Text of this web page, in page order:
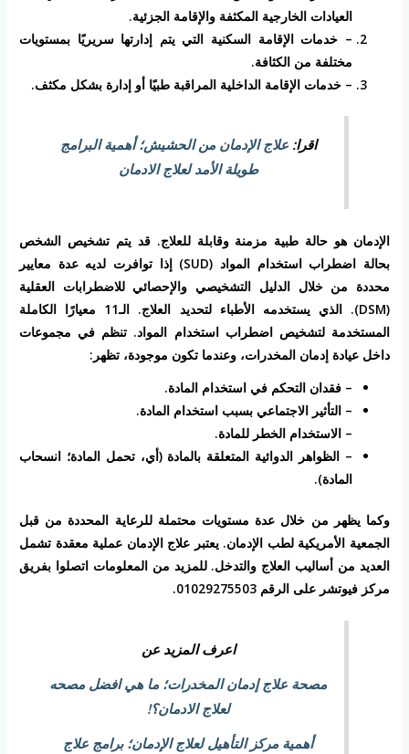
العيادات الخارجية المكثفة والإقامة الجزئية.
– خدمات الإقامة السكنية التي يتم إدارتها سريريًا بمستويات
مختلفة من الكثافة.
– خدمات الإقامة الداخلية المراقبة طبيًا أو إدارة بشكل مكثف.
اقرا:علاج الإدمان من الحشيش؛ أهمية البرامج
طويلة الأمد لعلاج الادمان
الإدمان هو حالة طبية مزمنة وقابلة للعلاج. قد يتم تشخيص الشخص
بحالة اضطراب استخدام المواد (SUD) إذا توافرت لديه عدة معايير
محددة من خلال الدليل التشخيصي والإحصائي للاضطرابات العقلية
(DSM). الذي يستخدمه الأطباء لتحديد العلاج. الـ11 معيارًا الكاملة
المستخدمة لتشخيص اضطراب استخدام المواد. تنظم في مجموعات
داخل عيادة إدمان المخدرات، وعندما تكون موجودة، تظهر:
– فقدان التحكم في استخدام المادة.
– التأثير الاجتماعي بسبب استخدام المادة.
– الاستخدام الخطر للمادة.
– الظواهر الدوائية المتعلقة بالمادة (أي، تحمل المادة؛ انسحاب
المادة).
وكما يظهر من خلال عدة مستويات محتملة للرعاية المحددة من قبل
الجمعية الأمريكية لطب الإدمان. يعتبر علاج الإدمان عملية معقدة تشمل
العديد من أساليب العلاج والتدخل. للمزيد من المعلومات اتصلوا بفريق
مركز فيوتشر على الرقم 01029275503.
اعرف المزيد عن
مصحة علاج إدمان المخدرات؛ ما هي افضل مصحه
لعلاج الادمان؟!
أهمية مركز التأهيل لعلاج الإدمان؛ برامج علاج